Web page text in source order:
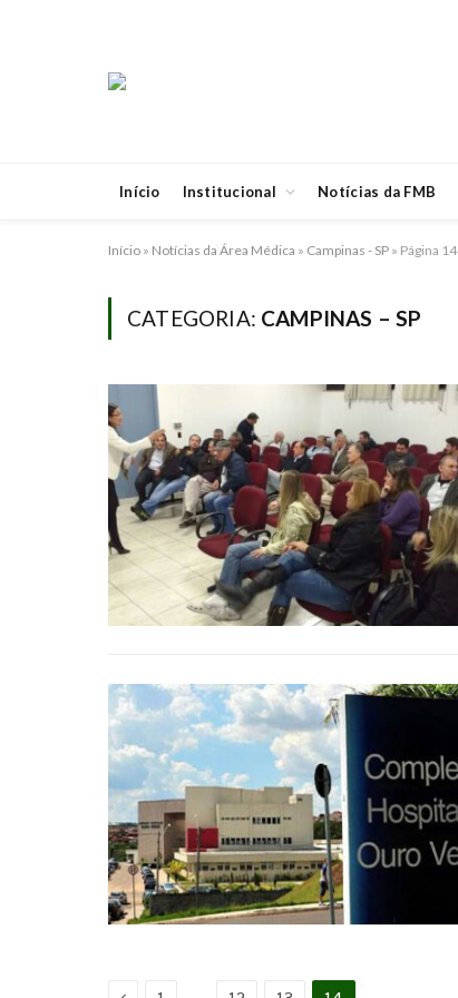
Início Institucional Notícias da FMB
Início » Notícias da Área Médica » Campinas - SP » Página 14
CATEGORIA: CAMPINAS – SP